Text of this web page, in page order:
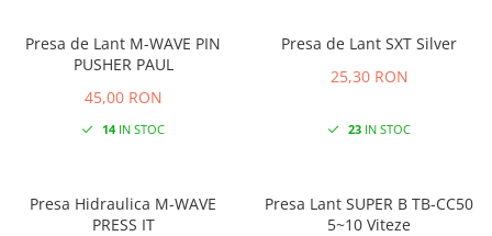
Presa de Lant M-WAVE PIN
PUSHER PAUL
45,00 RON
14IN STOC
Presa de Lant SXT Silver
25,30 RON
23IN STOC
Presa Hidraulica M-WAVE
PRESS IT
Presa Lant SUPER B TB-CC50
5~10 Viteze